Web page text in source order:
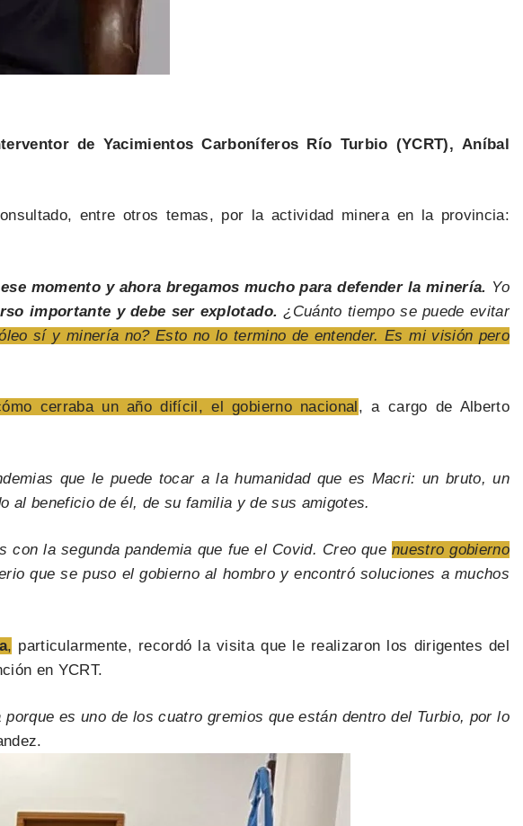
de Yacimientos Carboníferos Río Turbio (YCRT), Aníbal
entre otros temas, por la actividad minera en la provincia:
momento y ahora bregamos mucho para defender la minería. Yo
importante y debe ser explotado. ¿Cuánto tiempo se puede evitar
sí y minería no? Esto no lo termino de entender. Es mi visión pero
cerraba un año difícil, el gobierno nacional , a cargo de Alberto
que le puede tocar a la humanidad que es Macri: un bruto, un
al beneficio de él, de su familia y de sus amigotes.
con la segunda pandemia que fue el Covid. Creo quenuestro gobierno
que se puso el gobierno al hombro y encontró soluciones a muchos
, particularmente, recordó la visita que le realizaron los dirigentes del
en YCRT.
es uno de los cuatro gremios que están dentro del Turbio, por lo